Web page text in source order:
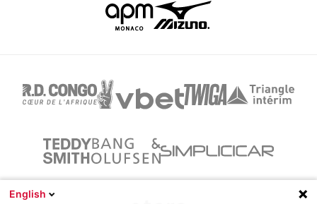
English